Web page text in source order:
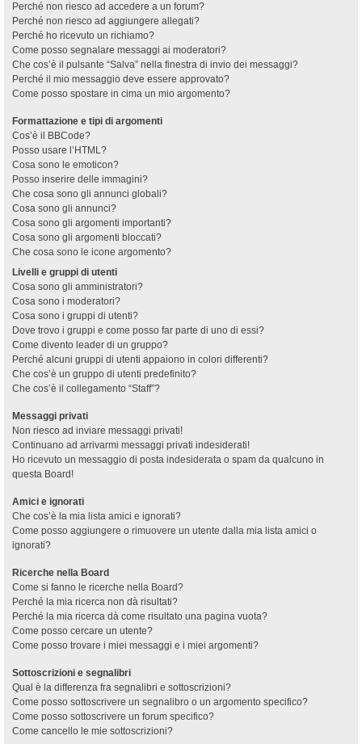
Perché non riesco ad accedere a un forum?
Perché non riesco ad aggiungere allegati?
Perché ho ricevuto un richiamo?
Come posso segnalare messaggi ai moderatori?
Che cos’è il pulsante “Salva” nella finestra di invio dei messaggi?
Perché il mio messaggio deve essere approvato?
Come posso spostare in cima un mio argomento?
Formattazione e tipi di argomenti
Cos’è il BBCode?
Posso usare l’HTML?
Cosa sono le emoticon?
Posso inserire delle immagini?
Che cosa sono gli annunci globali?
Cosa sono gli annunci?
Cosa sono gli argomenti importanti?
Cosa sono gli argomenti bloccati?
Che cosa sono le icone argomento?
Livelli e gruppi di utenti
Cosa sono gli amministratori?
Cosa sono i moderatori?
Cosa sono i gruppi di utenti?
Dove trovo i gruppi e come posso far parte di uno di essi?
Come divento leader di un gruppo?
Perché alcuni gruppi di utenti appaiono in colori differenti?
Che cos’è un gruppo di utenti predefinito?
Che cos’è il collegamento “Staff”?
Messaggi privati
Non riesco ad inviare messaggi privati!
Continuano ad arrivarmi messaggi privati indesiderati!
Ho ricevuto un messaggio di posta indesiderata o spam da qualcuno in
questa Board!
Amici e ignorati
Che cos’è la mia lista amici e ignorati?
Come posso aggiungere o rimuovere un utente dalla mia lista amici o
ignorati?
Ricerche nella Board
Come si fanno le ricerche nella Board?
Perché la mia ricerca non dà risultati?
Perché la mia ricerca dà come risultato una pagina vuota?
Come posso cercare un utente?
Come posso trovare i miei messaggi e i miei argomenti?
Sottoscrizioni e segnalibri
Qual è la differenza fra segnalibri e sottoscrizioni?
Come posso sottoscrivere un segnalibro o un argomento specifico?
Come posso sottoscrivere un forum specifico?
Come cancello le mie sottoscrizioni?